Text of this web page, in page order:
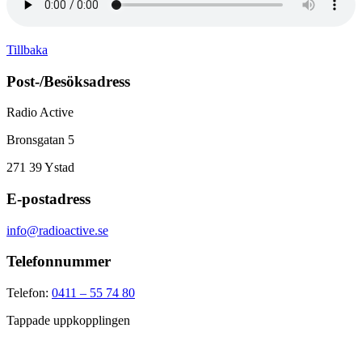
Tillbaka
Post-/Besöksadress
Radio Active
Bronsgatan 5
271 39Ystad
E-postadress
info@radioactive.se
Telefonnummer
Telefon: 0411 – 55 74 80
Tappade uppkopplingen